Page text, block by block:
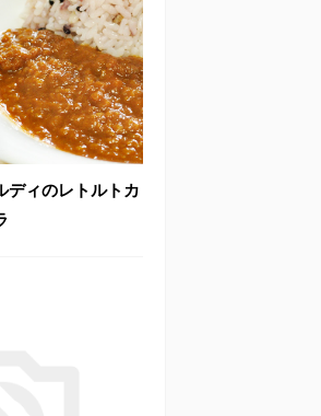
ディのレトルトカ